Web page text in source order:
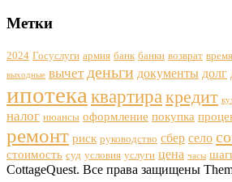
Метки
2024 Госуслуги армия банк банки возврат время
выходные вычет деньги документы долг
ипотека квартира кредит
налог нюансы оформление покупка
ремонт риск руководство сбер село
стоимость суд условия услуги цена часы
CottageQuest. Все права защищены